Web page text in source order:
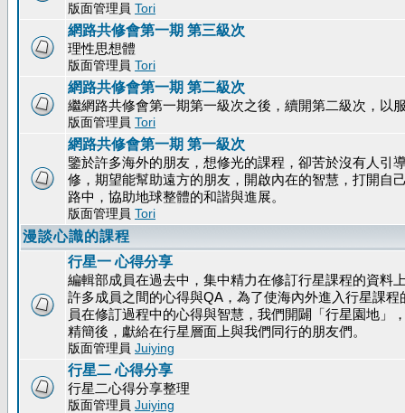
版面管理員 Tori
網路共修會第一期 第三級次
理性思想體
版面管理員 Tori
網路共修會第一期 第二級次
繼網路共修會第一期第一級次之後，續開第二級次，以
版面管理員 Tori
網路共修會第一期 第一級次
鑒於許多海外的朋友，想修光的課程，卻苦於沒有人引
修，期望能幫助遠方的朋友，開啟內在的智慧，打開自
路中，協助地球整體的和諧與進展。
版面管理員 Tori
漫談心識的課程
行星一 心得分享
編輯部成員在過去中，集中精力在修訂行星課程的資料
許多成員之間的心得與QA，為了使海內外進入行星課
員在修訂過程中的心得與智慧，我們開闢「行星園地」
精簡後，獻給在行星層面上與我們同行的朋友們。
版面管理員 Juiying
行星二 心得分享
行星二心得分享整理
版面管理員 Juiying